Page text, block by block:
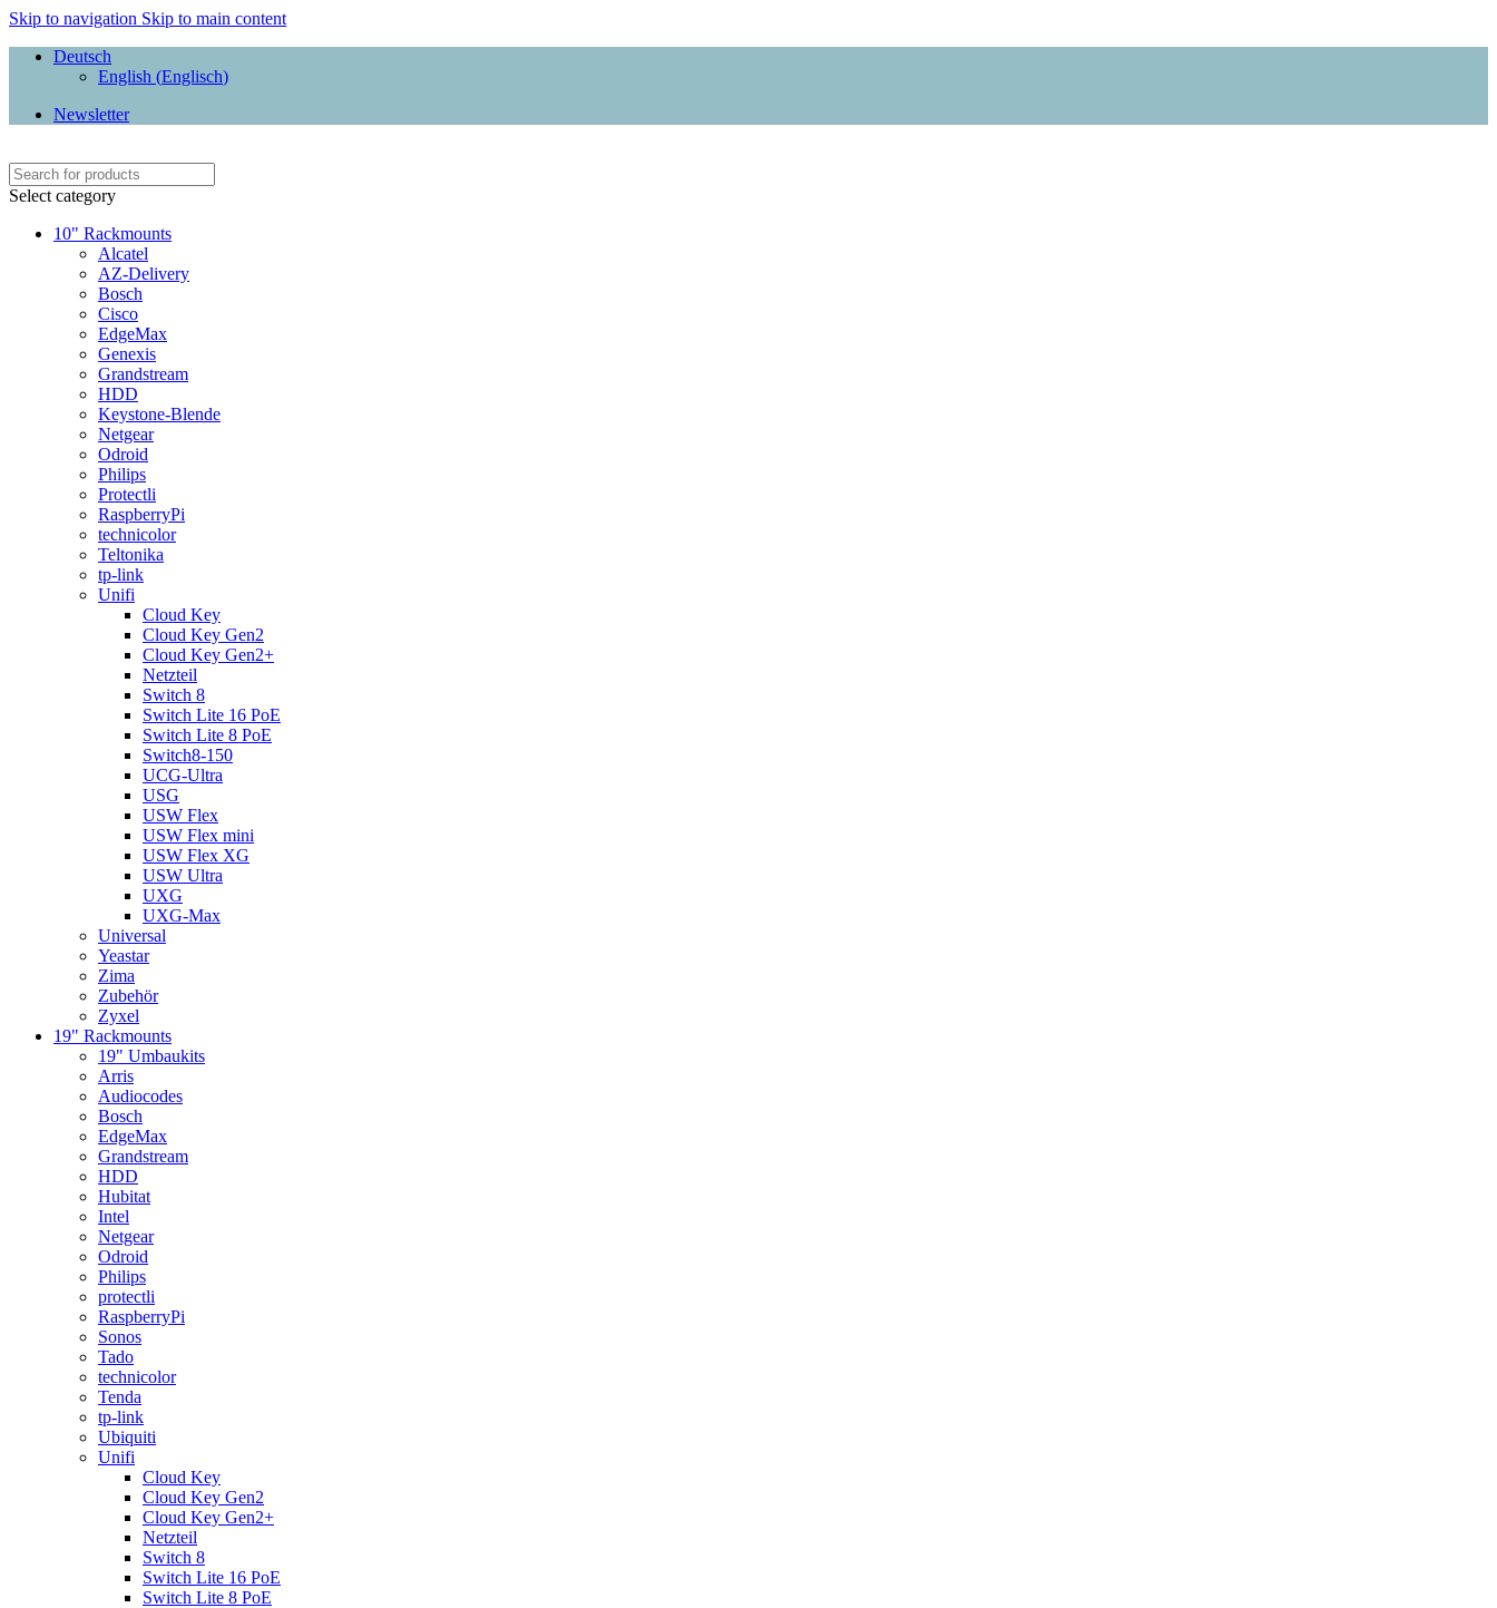
Skip to navigation Skip to main content
Deutsch
English (Englisch)
Newsletter
Select category
10" Rackmounts
Alcatel
AZ-Delivery
Bosch
Cisco
EdgeMax
Genexis
Grandstream
HDD
Keystone-Blende
Netgear
Odroid
Philips
Protectli
RaspberryPi
technicolor
Teltonika
tp-link
Unifi
Cloud Key
Cloud Key Gen2
Cloud Key Gen2+
Netzteil
Switch 8
Switch Lite 16 PoE
Switch Lite 8 PoE
Switch8-150
UCG-Ultra
USG
USW Flex
USW Flex mini
USW Flex XG
USW Ultra
UXG
UXG-Max
Universal
Yeastar
Zima
Zubehör
Zyxel
19" Rackmounts
19" Umbaukits
Arris
Audiocodes
Bosch
EdgeMax
Grandstream
HDD
Hubitat
Intel
Netgear
Odroid
Philips
protectli
RaspberryPi
Sonos
Tado
technicolor
Tenda
tp-link
Ubiquiti
Unifi
Cloud Key
Cloud Key Gen2
Cloud Key Gen2+
Netzteil
Switch 8
Switch Lite 16 PoE
Switch Lite 8 PoE